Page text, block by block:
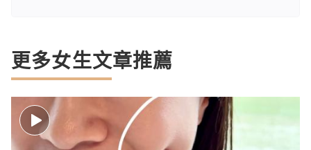
更多女生文章推薦